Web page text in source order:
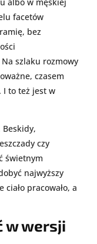
facetów
bez
szlaku rozmowy
czasem
I to też jest w
czy
świetnym
najwyższy
pracowało, a
w wersji